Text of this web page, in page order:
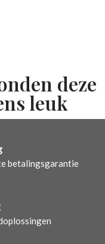
deze
leuk
betalingsgarantie